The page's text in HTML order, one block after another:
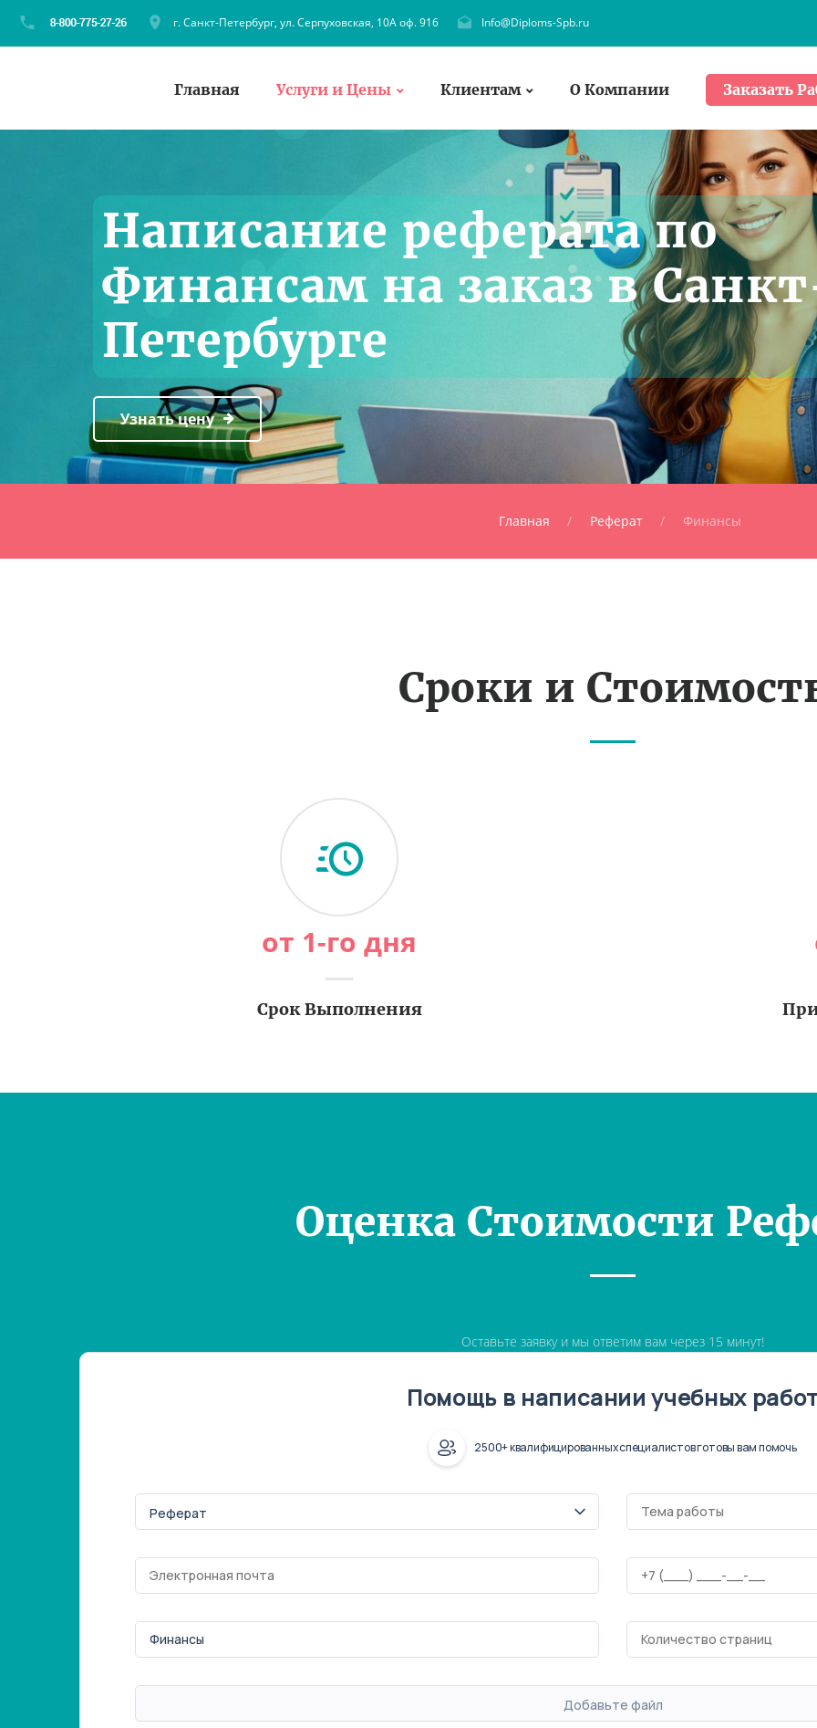
г. Санкт-Петербург, ул. Серпуховская, 10А оф. 916 Info@Diploms-Spb.ru
Главная Услуги и Цены Клиентам О Компании Заказать
Написание реферата по
Финансам на заказ в
Петербурге
Узнать цену
Главная Реферат Финансы
Сроки и
от 1-го дня
Срок Выполнения
Оценка Стоимости
Оставьте заявку и мы ответим вам через 15 минут!
Помощь в написании учебных
2500+ квалифицированных специалистов готовы вам помочь
Добавьте файл